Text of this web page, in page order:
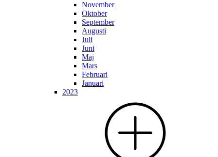
November
Oktober
September
Augusti
Juli
Juni
Maj
Mars
Februari
Januari
2023